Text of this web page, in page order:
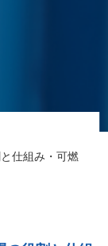
仕組み・可燃